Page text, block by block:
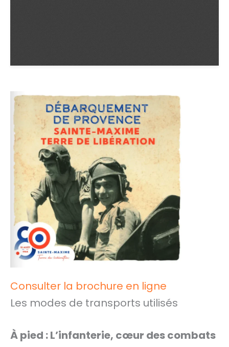
Consulter la brochure en ligne
Les modes de transports utilisés
À pied : L’infanterie, cœur des combats